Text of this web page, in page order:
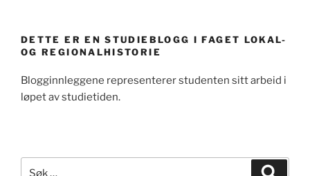
DETTE ER EN STUDIEBLOGG I FAGET LOKAL-
OG REGIONALHISTORIE
Blogginnleggene representerer studenten sitt arbeid i
løpet av studietiden.